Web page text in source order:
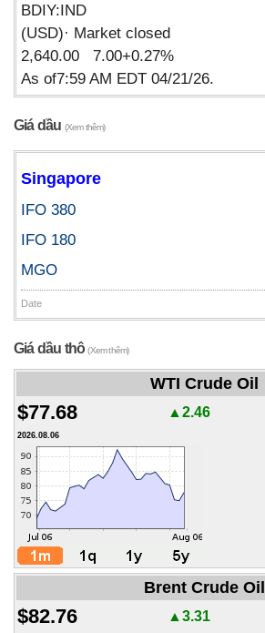
BDIY:IND
(USD)· Market closed
2,640.00 7.00+0.27%
As of7:59 AM EDT 04/21/26.
Giá dầu (Xem thêm)
Singapore
IFO 380
IFO 180
MGO
Date
Giá dầu thô(Xem thêm)
WTI Crude Oil
$77.68 ▲2.46
2026.08.06
Brent Crude Oil
$82.76 ▲3.31